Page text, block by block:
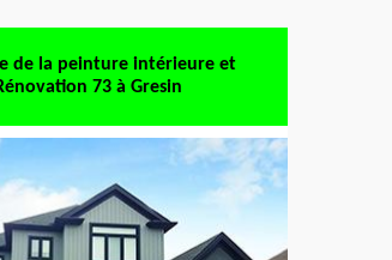
de la peinture intérieure et
73 à Gresin